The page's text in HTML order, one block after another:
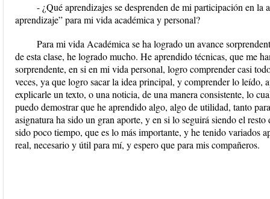
- ¿Qué aprendizajes se desprenden de mi participación en la
aprendizaje” para mi vida académica y personal?
Para mi vida Académica se ha logrado un avance
de esta clase, he logrado mucho. He aprendido técnicas, que me
sorprendente, en si en mi vida personal, logro comprender casi
veces, ya que logro sacar la idea principal, y comprender lo leído,
explicarle un texto, o una noticia, de una manera consistente, lo
puedo demostrar que he aprendido algo, algo de utilidad, tanto
asignatura ha sido un gran aporte, y en si lo seguirá siendo el
sido poco tiempo, que es lo más importante, y he tenido variados
real, necesario y útil para mí, y espero que para mis compañeros.